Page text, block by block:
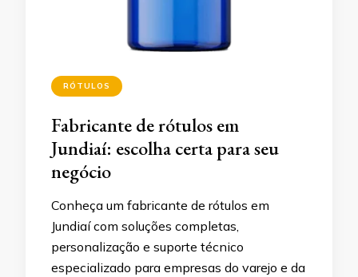
RÓTULOS
Fabricante de rótulos em
Jundiaí: escolha certa para seu
negócio
Conheça um fabricante de rótulos em
Jundiaí com soluções completas,
personalização e suporte técnico
especializado para empresas do varejo e da